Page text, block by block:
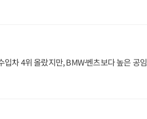
입차 4위 올랐지만, BMW·벤츠보다 높은 공임